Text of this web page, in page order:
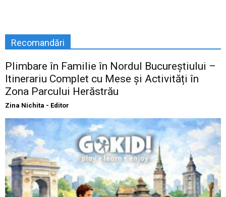
Recomandări
Plimbare în Familie în Nordul Bucureștiului –
Itinerariu Complet cu Mese și Activități în
Zona Parcului Herăstrău
Zina Nichita - Editor